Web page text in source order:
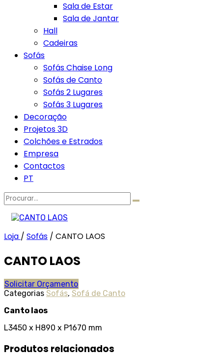
Sala de Estar
Sala de Jantar
Hall
Cadeiras
Sofás
Sofás Chaise Long
Sofás de Canto
Sofás 2 Lugares
Sofás 3 Lugares
Decoração
Projetos 3D
Colchões e Estrados
Empresa
Contactos
PT
Procurar
por:
Loja / Sofás / CANTO LAOS
CANTO LAOS
Solicitar Orçamento
Categorias Sofás, Sofá de Canto
Canto laos
L3450 x H890 x P1670 mm
Produtos relacionados